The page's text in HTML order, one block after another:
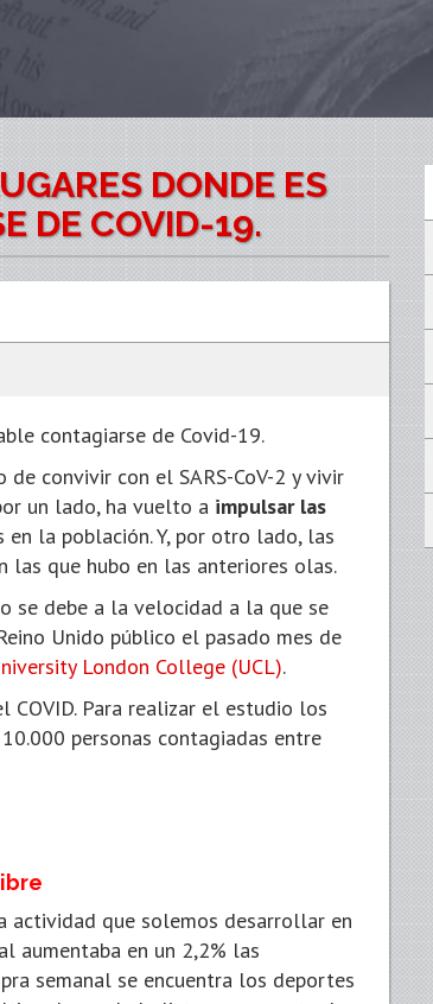
DONDE ES
DE COVID-19.
contagiarse de Covid-19.
convivir con el SARS-CoV-2 y vivir
un lado, ha vuelto a impulsar las
la población. Y, por otro lado, las
las que hubo en las anteriores olas.
se debe a la velocidad a la que se
Unido público el pasado mes de
London College (UCL).
Para realizar el estudio los
personas contagiadas entre
actividad que solemos desarrollar en
aumentaba en un 2,2% las
semanal se encuentra los deportes